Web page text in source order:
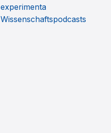
experimenta
Wissenschaftspodcasts